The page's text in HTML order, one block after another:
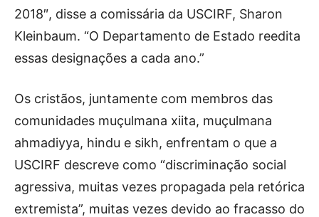
2018″, disse a comissária da USCIRF, Sharon
Kleinbaum. “O Departamento de Estado reedita
essas designações a cada ano.”
Os cristãos, juntamente com membros das
comunidades muçulmana xiita, muçulmana
ahmadiyya, hindu e sikh, enfrentam o que a
USCIRF descreve como “discriminação social
agressiva, muitas vezes propagada pela retórica
extremista”, muitas vezes devido ao fracasso do